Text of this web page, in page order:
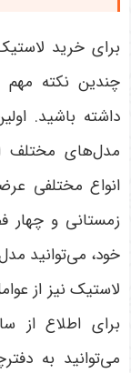
برای خرید
چندین نکته مهم
داشته باشید.
مدل‌های مختلف
انواع مختلفی
زمستانی و چهار
خود، می‌توانید
لاستیک نیز از
برای اطلاع از
می‌توانید به